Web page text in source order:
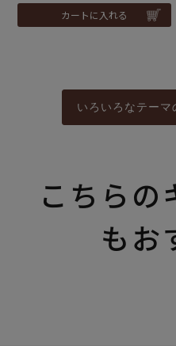
カートに入れる
いろいろなテー
こちらの
もお